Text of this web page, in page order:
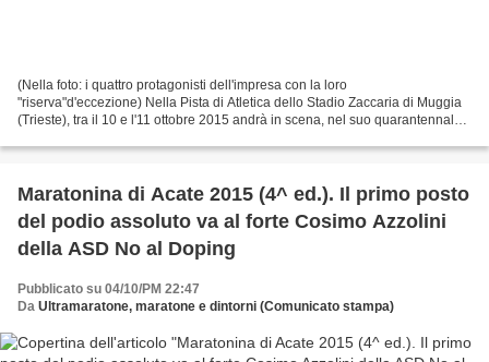
(Nella foto: i quattro protagonisti dell'impresa con la loro
"riserva"d'eccezione) Nella Pista di Atletica dello Stadio Zaccaria di Muggia
(Trieste), tra il 10 e l'11 ottobre 2015 andrà in scena, nel suo quarantennale,
Maratonina di Acate 2015 (4^ ed.). Il primo posto
del podio assoluto va al forte Cosimo Azzolini
della ASD No al Doping
Pubblicato su 04/10/PM 22:47
Da Ultramaratone, maratone e dintorni (Comunicato stampa)